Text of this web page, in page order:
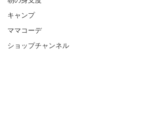
キャンプ
ママコーデ
ショップチャンネル